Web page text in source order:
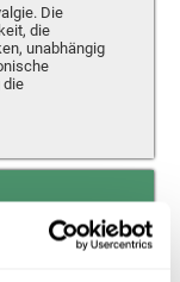
Die
die
unabhängig
die
verarbeiten und